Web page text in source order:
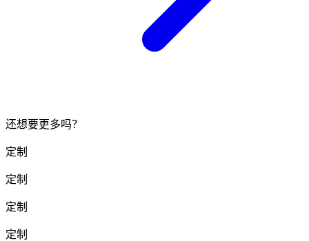
还想要更多吗？
定制
定制
定制
定制